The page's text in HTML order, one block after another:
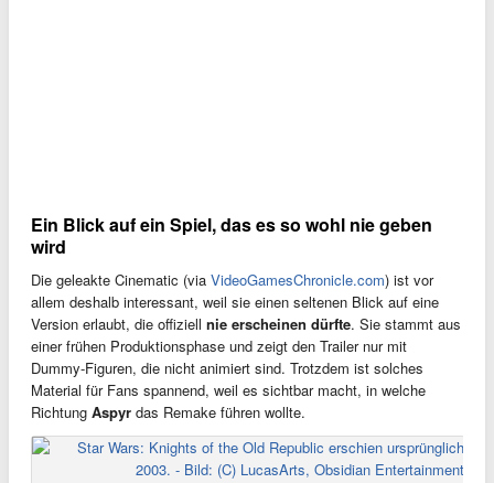
Ein Blick auf ein Spiel, das es so wohl nie geben
wird
Die geleakte Cinematic (via VideoGamesChronicle.com) ist vor
allem deshalb interessant, weil sie einen seltenen Blick auf eine
Version erlaubt, die offiziell nie erscheinen dürfte. Sie stammt aus
einer frühen Produktionsphase und zeigt den Trailer nur mit
Dummy-Figuren, die nicht animiert sind. Trotzdem ist solches
Material für Fans spannend, weil es sichtbar macht, in welche
Richtung Aspyr das Remake führen wollte.